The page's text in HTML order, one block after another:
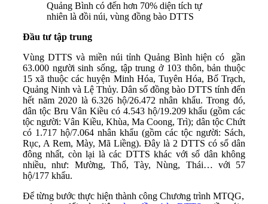
Quảng Bình có đến hơn 70% diện tích tự
nhiên là đồi núi, vùng đồng bào DTTS
Đầu tư tập trung
Vùng DTTS và miền núi tỉnh Quảng Bình hiện có gần
63.000 người sinh sống, tập trung ở 103 thôn, bản thuộc
15 xã thuộc các huyện Minh Hóa, Tuyên Hóa, Bố Trạch,
Quảng Ninh và Lệ Thủy. Dân số đồng bào DTTS tính đến
hết năm 2020 là 6.326 hộ/26.472 nhân khẩu. Trong đó,
dân tộc Bru Vân Kiều có 4.543 hộ/19.209 khẩu (gồm các
tộc người: Vân Kiều, Khùa, Ma Coong, Trì); dân tộc Chứt
có 1.717 hộ/7.064 nhân khẩu (gồm các tộc người: Sách,
Rục, A Rem, Mày, Mã Liềng). Đây là 2 DTTS có số dân
đông nhất, còn lại là các DTTS khác với số dân không
nhiều, như: Mường, Thổ, Tày, Nùng, Thái… với 57
hộ/177 khẩu.
Để từng bước thực hiện thành công Chương trình MTQG,